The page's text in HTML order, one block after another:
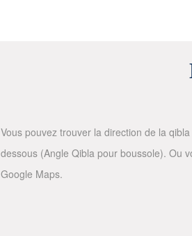
Vous pouvez trouver la direction de la
dessous (Angle Qibla pour boussole). Ou
Google Maps.